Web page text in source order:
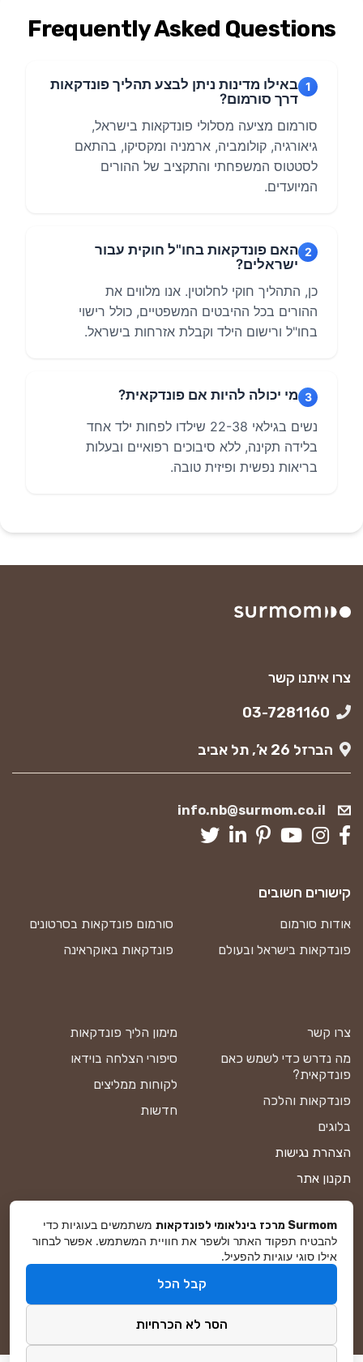
Frequently Asked Questions
1 באילו מדינות ניתן לבצע תהליך פונדקאות
דרך סורמום?
סורמום מציעה מסלולי פונדקאות בישראל,
גיאורגיה, קולומביה, ארמניה ומקסיקו, בהתאם
לסטטוס המשפחתי והתקציב של ההורים
המיועדים.
2 האם פונדקאות בחו"ל חוקית עבור
ישראלים?
כן, התהליך חוקי לחלוטין. אנו מלווים את
ההורים בכל ההיבטים המשפטיים, כולל רישוי
בחו"ל ורישום הילד וקבלת אזרחות בישראל.
3 מי יכולה להיות אם פונדקאית?
נשים בגילאי 22-38 שילדו לפחות ילד אחד
בלידה תקינה, ללא סיבוכים רפואיים ובעלות
בריאות נפשית ופיזית טובה.
צרו איתנו קשר
הברזל 26 א’, תל אביב
info.nb@surmom.co.il
צרו קשר
מה נדרש כדי לשמש כאם
פונדקאית?
פונדקאות והלכה
בלוגים
הצהרת נגישות
תקנון אתר
מדיניות פרטיות
מפת אתר
מימון הליך פונדקאות
סיפורי הצלחה בוידאו
לקוחות ממליצים
חדשות
קישורים חשובים
אודות סורמום
סורמום פונדקאות בסרטונים
פונדקאות בישראל ובעולם
פונדקאות באוקראינה
© סורמום All Rights Reserved 2025
פיתוח ושיווק באינטרנט DreamZone
Surmom מרכז בינלאומי לפונדקאות
משתמשים בעוגיות כדי
להבטיח תפקוד האתר ולשפר את חוויית המשתמש. אפשר לבחור
אילו סוגי עוגיות להפעיל.
קבל הכל
הסר לא הכרחיות